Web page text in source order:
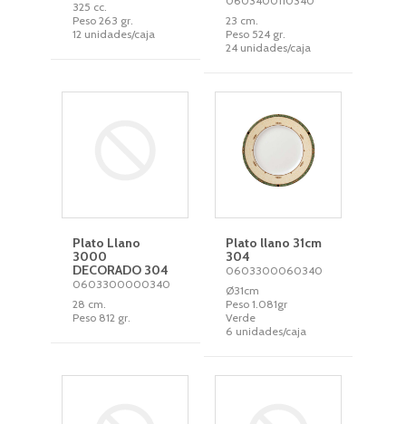
325 cc.
Peso 263 gr.
12 unidades/caja
23 cm.
Peso 524 gr.
24 unidades/caja
Plato Llano
3000
DECORADO 304
0603300000340
28 cm.
Peso 812 gr.
Plato llano 31cm
304
0603300060340
Ø31cm
Peso 1.081gr
Verde
6 unidades/caja